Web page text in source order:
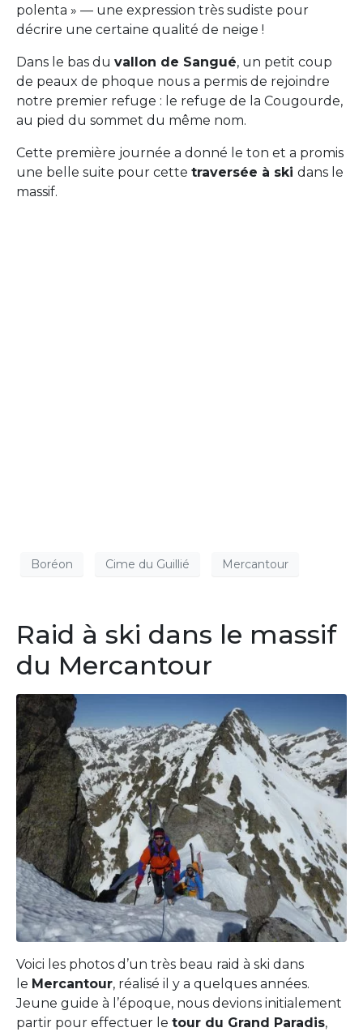
polenta » — une expression très sudiste pour
décrire une certaine qualité de neige !
Dans le bas du vallon de Sangué, un petit coup
de peaux de phoque nous a permis de rejoindre
notre premier refuge : le refuge de la Cougourde,
au pied du sommet du même nom.
Cette première journée a donné le ton et a promis
une belle suite pour cette traversée à ski dans le
massif.
Boréon Cime du Guillié Mercantour
Raid à ski dans le massif
du Mercantour
Voici les photos d’un très beau raid à ski dans
le Mercantour, réalisé il y a quelques années.
Jeune guide à l’époque, nous devions initialement
partir pour effectuer le tour du Grand Paradis,